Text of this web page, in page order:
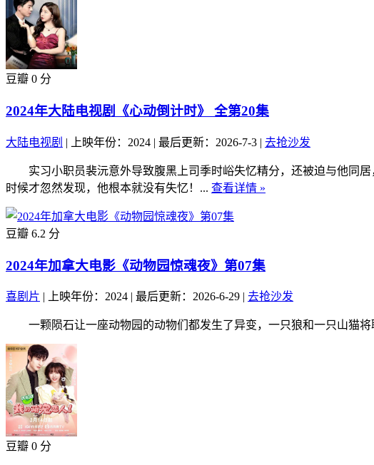
豆瓣 0 分
2024年大陆电视剧《心动倒计时》 全第20集
大陆电视剧 | 上映年份：2024 | 最后更新：2026-7-3 | 去抢沙发
实习小职员裴沅意外导致腹黑上司季时峪失忆精分，还被迫与他同居
时候才忽然发现，他根本就没有失忆！... 查看详情 »
豆瓣 6.2 分
2024年加拿大电影《动物园惊魂夜》第07集
喜剧片 | 上映年份：2024 | 最后更新：2026-6-29 | 去抢沙发
一颗陨石让一座动物园的动物们都发生了异变，一只狼和一只山猫将
豆瓣 0 分